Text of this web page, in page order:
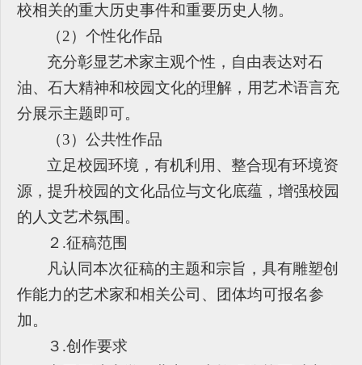
校相关的重大历史事件和重要历史人物。
（2）个性化作品
充分彰显艺术家主观个性，自由表达对石
油、石大精神和校园文化的理解，用艺术语言充
分展示主题即可。
（3）公共性作品
立足校园环境，有机利用、整合现有环境资
源，提升校园的文化品位与文化底蕴，增强校园
的人文艺术氛围。
２.征稿范围
凡认同本次征稿的主题和宗旨，具有雕塑创
作能力的艺术家和相关公司、团体均可报名参
加。
３.创作要求